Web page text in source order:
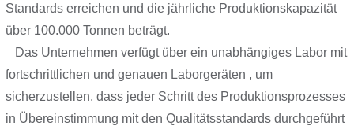
Standards erreichen und die jährliche Produktionskapazität
über 100.000 Tonnen beträgt.
Das Unternehmen verfügt über ein unabhängiges Labor mit
fortschrittlichen und genauen Laborgeräten , um
sicherzustellen, dass jeder Schritt des Produktionsprozesses
in Übereinstimmung mit den Qualitätsstandards durchgeführt